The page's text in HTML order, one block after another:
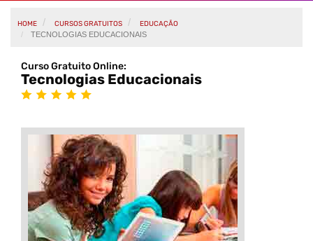
HOME CURSOS GRATUITOS
EDUCAÇÃO
TECNOLOGIAS EDUCACIONAIS
Curso Gratuito Online:
Tecnologias Educacionais